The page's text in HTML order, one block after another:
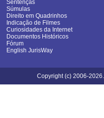
Sentenças
Súmulas
Direito em Quadrinhos
Indicação de Filmes
Curiosidades da Internet
Documentos Históricos
Fórum
English JurisWay
Copyright (c) 2006-